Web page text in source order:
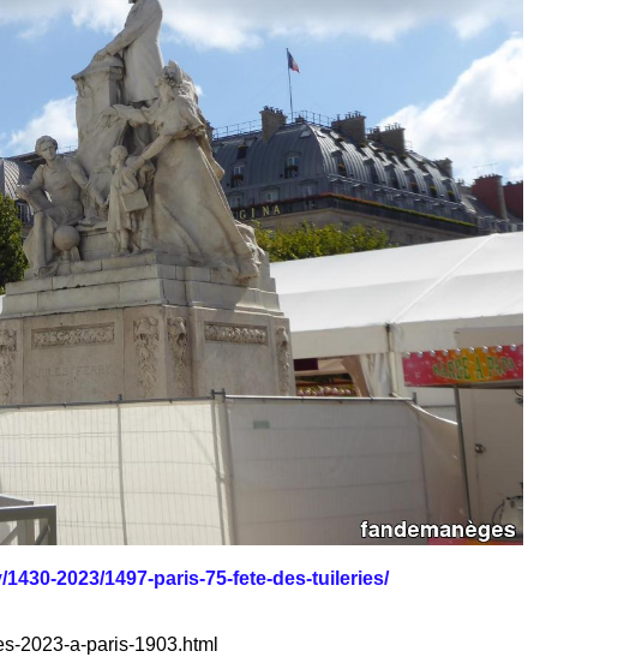
2023/1497-paris-75-fete-des-tuileries/
2023-a-paris-1903.html